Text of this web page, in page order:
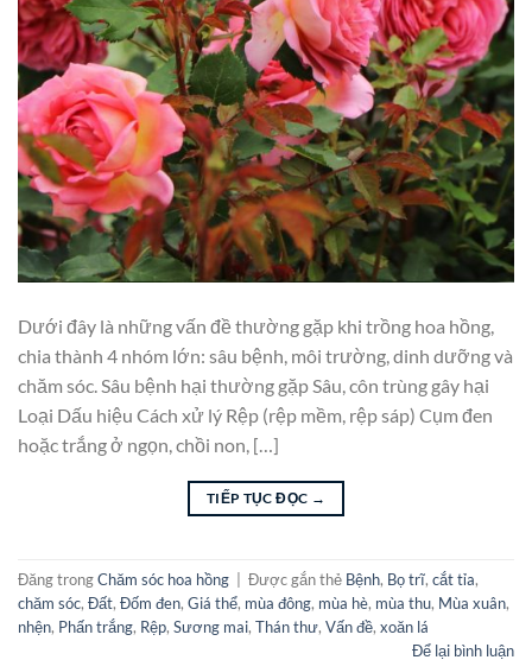
Dưới đây là những vấn đề thường gặp khi trồng hoa hồng,
chia thành 4 nhóm lớn: sâu bệnh, môi trường, dinh dưỡng và
chăm sóc. Sâu bệnh hại thường gặp Sâu, côn trùng gây hại
Loại Dấu hiệu Cách xử lý Rệp (rệp mềm, rệp sáp) Cụm đen
hoặc trắng ở ngọn, chồi non, […]
TIẾP TỤC ĐỌC →
Đăng trongChăm sóc hoa hồng Được gắn thẻ Bệnh, Bọ trĩ, cắt tỉa,
chăm sóc, Đất, Đốm đen, Giá thể, mùa đông, mùa hè, mùa thu, Mùa xuân,
nhện, Phấn trắng, Rệp, Sương mai, Thán thư, Vấn đề, xoăn lá
Để lại bình luận